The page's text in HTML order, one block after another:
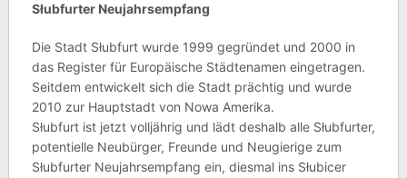
Słubfurter Neujahrsempfang
Die Stadt Słubfurt wurde 1999 gegründet und 2000 in
das Register für Europäische Städtenamen eingetragen.
Seitdem entwickelt sich die Stadt prächtig und wurde
2010 zur Hauptstadt von Nowa Amerika.
Słubfurt ist jetzt volljährig und lädt deshalb alle Słubfurter,
potentielle Neubürger, Freunde und Neugierige zum
Słubfurter Neujahrsempfang ein, diesmal ins Słubicer